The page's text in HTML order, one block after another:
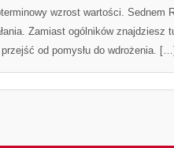
wzrost wartości. Sednem
Zamiast ogólników znajdziesz
od pomysłu do wdrożenia.